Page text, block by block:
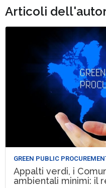
Articoli
GREEN PUBLIC
Appalti verdi, i
ambientali minimi: il